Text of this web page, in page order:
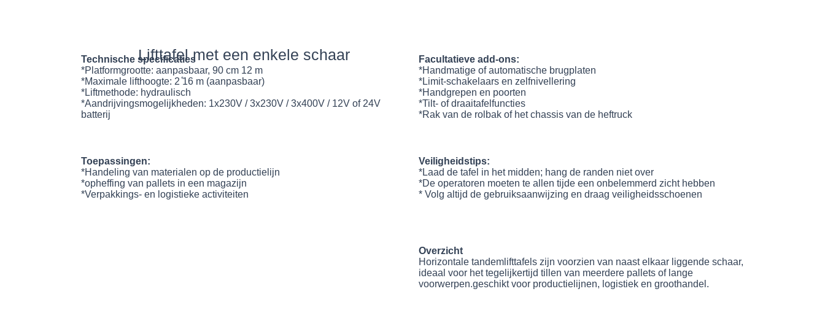
Lifttafel met een enkele schaar
Technische specificaties
*Platformgrootte: aanpasbaar, 90 cm 12 m
*Maximale lifthoogte: 2 ̊16 m (aanpasbaar)
*Liftmethode: hydraulisch
*Aandrijvingsmogelijkheden: 1x230V / 3x230V / 3x400V / 12V of 24V
batterij
Facultatieve add-ons:
*Handmatige of automatische brugplaten
*Limit-schakelaars en zelfnivellering
*Handgrepen en poorten
*Tilt- of draaitafelfuncties
*Rak van de rolbak of het chassis van de heftruck
Toepassingen:
*Handeling van materialen op de productielijn
*opheffing van pallets in een magazijn
*Verpakkings- en logistieke activiteiten
Veiligheidstips:
*Laad de tafel in het midden; hang de randen niet over
*De operatoren moeten te allen tijde een onbelemmerd zicht hebben
* Volg altijd de gebruiksaanwijzing en draag veiligheidsschoenen
Overzicht
Horizontale tandemlifttafels zijn voorzien van naast elkaar liggende schaar,
ideaal voor het tegelijkertijd tillen van meerdere pallets of lange
voorwerpen.geschikt voor productielijnen, logistiek en groothandel.